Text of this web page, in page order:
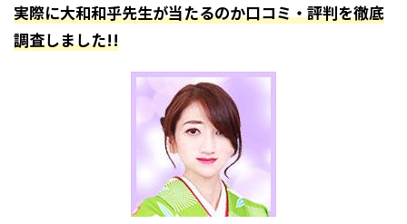
実際に大和和乎先生が当たるのか口コミ・評判を徹底
調査しました!!